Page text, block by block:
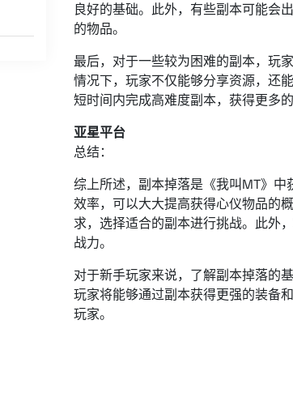
良好的基础。此外，有些副本可能会
的物品。
最后，对于一些较为困难的副本，玩
情况下，玩家不仅能够分享资源，还
短时间内完成高难度副本，获得更多的
亚星平台
总结：
综上所述，副本掉落是《我叫MT》
效率，可以大大提高获得心仪物品的
求，选择适合的副本进行挑战。此外
战力。
对于新手玩家来说，了解副本掉落的
玩家将能够通过副本获得更强的装备
玩家。